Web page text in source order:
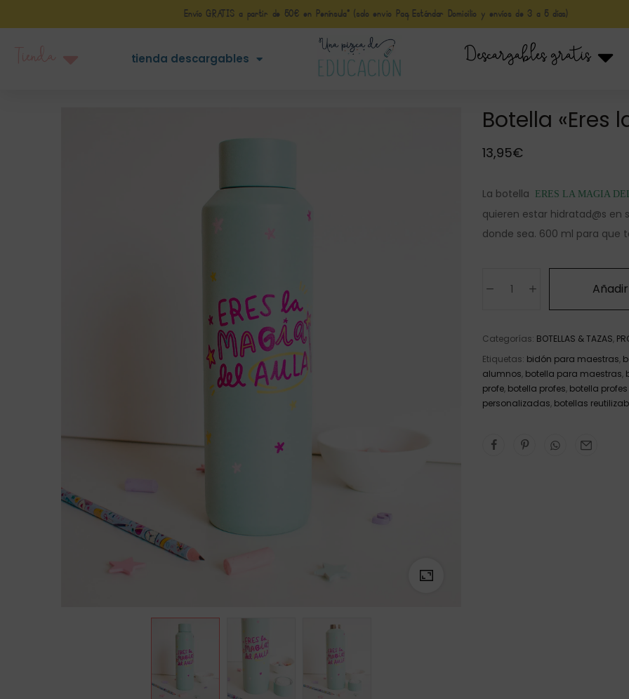
Envío GRATIS a partir de 50€ en Península* (solo envio Paq Estándar Domicilio y envíos de 3 a 5 días)
tienda descargables Descargables gratis
Botella «Eres
13,95€
La botella ERES LA MAGIA
quieren estar hidratad@s en
donde sea. 600 ml para que
Categorías: BOTELLAS & TAZAS,
Etiquetas: bidón para maestras,
alumnos, botella para maestras,
profe, botella profes, botella
personalizadas, botellas